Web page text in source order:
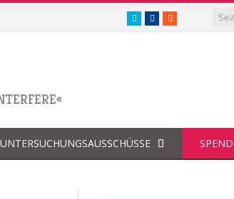
twitter.com/nsuwatch
facebook.com/nsuwatch
RSS
UNTERSUCHUNGSAUSSCHÜSSE